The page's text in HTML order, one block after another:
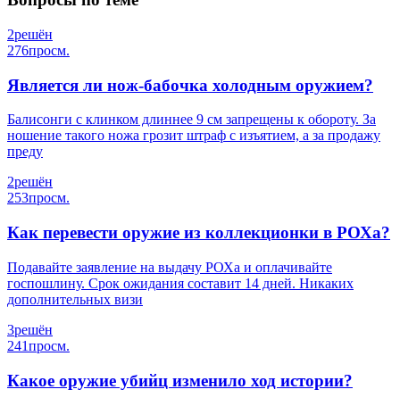
2решён
276просм.
Является ли нож-бабочка холодным оружием?
Балисонги с клинком длиннее 9 см запрещены к обороту. За
ношение такого ножа грозит штраф с изъятием, а за продажу
преду
2решён
253просм.
Как перевести оружие из коллекционки в РОХа?
Подавайте заявление на выдачу РОХа и оплачивайте
госпошлину. Срок ожидания составит 14 дней. Никаких
дополнительных визи
3решён
241просм.
Какое оружие убийц изменило ход истории?